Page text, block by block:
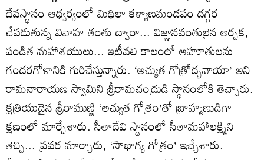
దేవస్థానం ఆధ్వర్యంలో మిథిలా కళ్యాణమండపం దగ్గర
చేపడుతున్న వివాహ తంతు ద్వారా... విజ్ఞానవంతులైన అర్చక,
పండిత మహాశయులు... ఇటీవలి కాలంలో ఆహూతులను
గందరగోళానికి గురిచేస్తున్నారు. ‘అచ్యుత గోత్రోద్భవాయా’ అని
రామనారాయణ స్వామిని శ్రీరామచంద్రుడి స్థానంలోకి తెచ్చారు.
క్షత్రియుడైన శ్రీరాముణ్ణి ‘అచ్యుత గోత్రం’తో బ్రాహ్మణుడిగా
క్షణంలో మార్చేశారు. సీతాదేవి స్థానంలో సీతామహాలక్ష్మిని
తెచ్చి... ప్రవర మార్చారు, ‘సౌభాగ్య గోత్రం’ ఇచ్చేశారు.